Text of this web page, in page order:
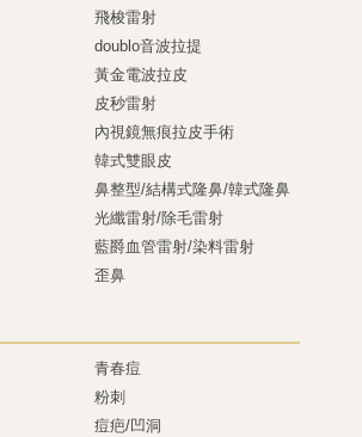
飛梭雷射
doublo音波拉提
黃金電波拉皮
皮秒雷射
內視鏡無痕拉皮手術
韓式雙眼皮
鼻整型/結構式隆鼻/韓式隆鼻
光纖雷射/除毛雷射
藍爵血管雷射/染料雷射
歪鼻
青春痘
粉刺
痘疤/凹洞